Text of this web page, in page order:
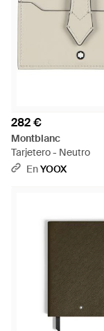
282 €
Montblanc
Tarjetero - Neutro
EnYOOX